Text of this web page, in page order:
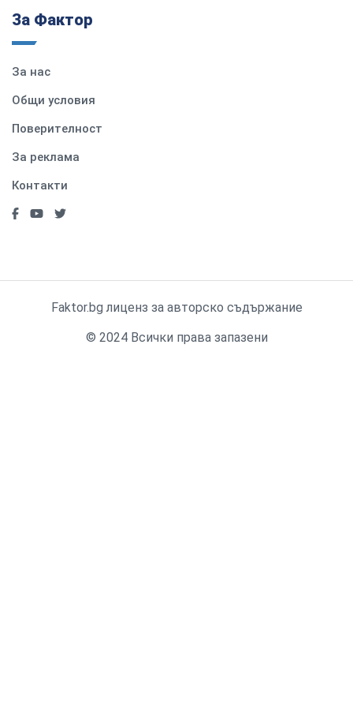
За Фактор
За нас
Общи условия
Поверителност
За реклама
Контакти
Faktor.bg лиценз за авторско съдържание
© 2024 Всички права запазени